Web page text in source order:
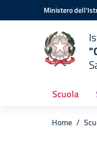
Vai ai contenuti
Vai al menu di navigazione
Ministero
Scuola
Home